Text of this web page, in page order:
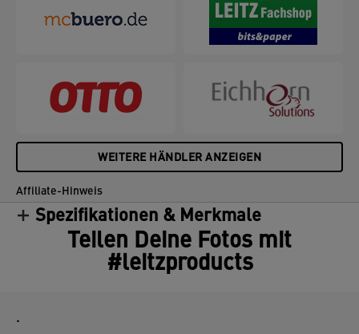
WEITERE HÄNDLER ANZEIGEN
Affiliate-Hinweis
Spezifikationen & Merkmale
Teilen Deine Fotos mit
#leitzproducts
.